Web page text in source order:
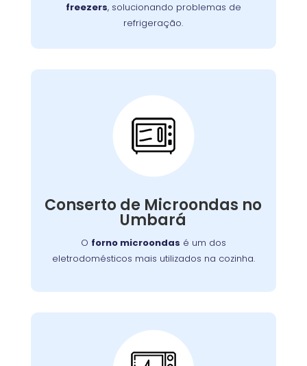
freezers, solucionando problemas de
refrigeração.
Conserto de Microondas no
Umbará
O forno microondas é um dos
eletrodomésticos mais utilizados na cozinha.
Conserto de
Microondas:
Se o seu aparelho apresenta problemas como
equipe está preparada para consertá-lo com
eficiência, garantindo sua funcionalidade no